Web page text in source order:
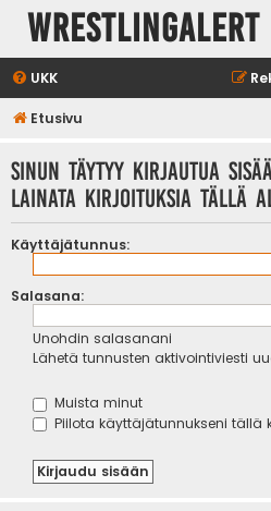
WrestlingAlert
UKK
Etusivu
Sinun täytyy kirjautua
lainata kirjoituksia tällä
Käyttäjätunnus:
Salasana:
Unohdin salasanani
Lähetä tunnusten aktivointiviesti
Muista minut
Piilota käyttäjätunnukseni tällä